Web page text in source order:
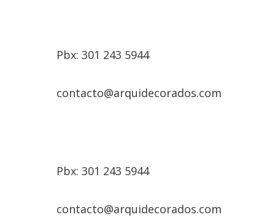
Pbx: 301 243 5944
contacto@arquidecorados.com
Pbx: 301 243 5944
contacto@arquidecorados.com